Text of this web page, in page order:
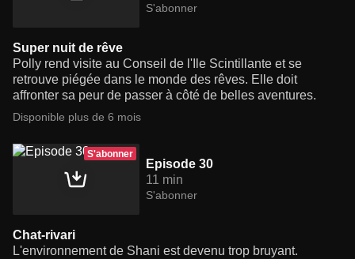
S'abonner
Super nuit de rêve
Polly rend visite au Conseil de l'Ile Scintillante et se
retrouve piégée dans le monde des rêves. Elle doit
affronter sa peur de passer à côté de belles aventures.
Disponible plus de 6 mois
S'abonner
Episode 30
11 min
S'abonner
Chat-rivari
L'environnement de Shani est devenu trop bruyant.